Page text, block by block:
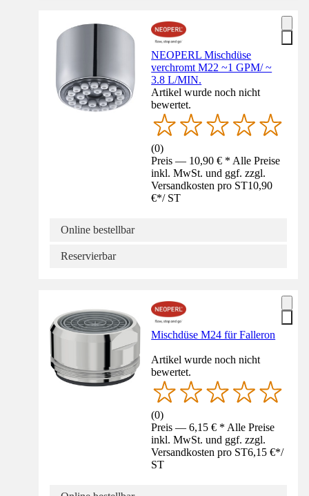
NEOPERL Mischdüse
verchromt M22 ~1 GPM/ ~
3.8 L/MIN.
Artikel wurde noch nicht
bewertet.
(0)
Preis — 10,90 € * Alle Preise
inkl. MwSt. und ggf. zzgl.
Versandkosten pro ST10,90
€*/ ST
Online bestellbar
Reservierbar
Mischdüse M24 für Falleron
Artikel wurde noch nicht
bewertet.
(0)
Preis — 6,15 € * Alle Preise
inkl. MwSt. und ggf. zzgl.
Versandkosten pro ST6,15 €*/
ST